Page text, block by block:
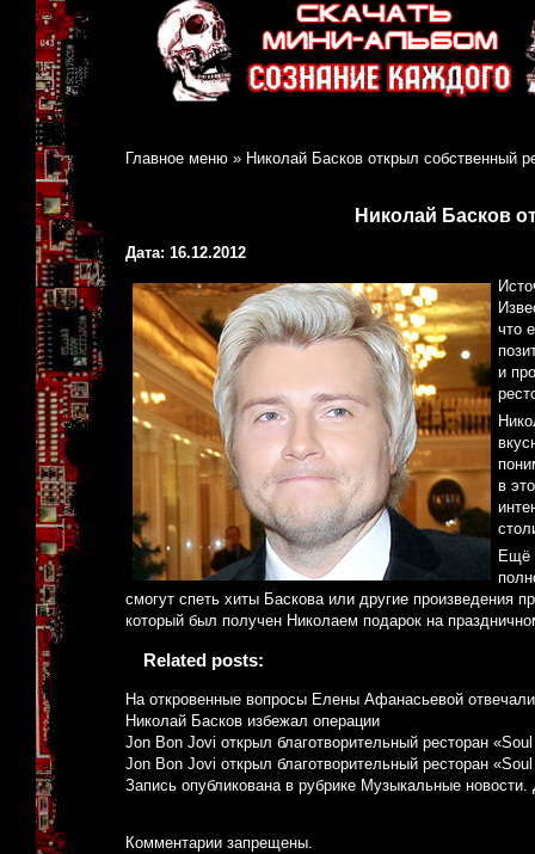
Главное меню » Николай Басков открыл собственный
Николай Басков
Дата: 16.12.2012
что
и
в
Ещё
смогут спеть хиты Баскова или другие произведения
который был получен Николаем подарок на
Related posts:
На откровенные вопросы Елены Афанасьевой
Николай Басков избежал операции
Jon Bon Jovi открыл благотворительный ресторан
Jon Bon Jovi открыл благотворительный ресторан
Запись опубликована в рубрике Музыкальные новости.
Комментарии запрещены.